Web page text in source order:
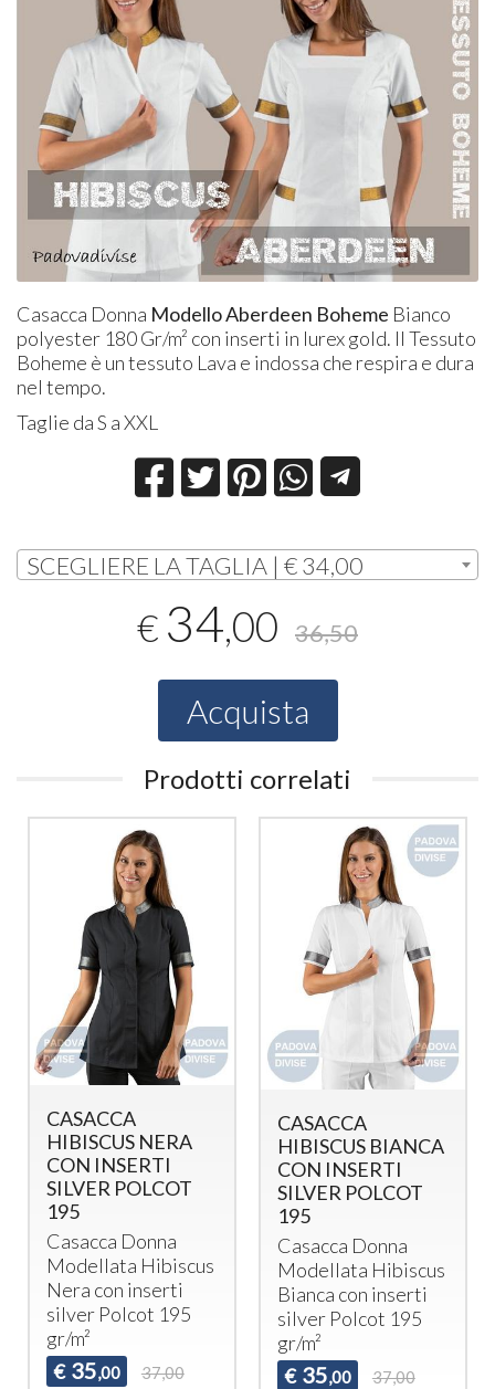
Casacca Donna Modello Aberdeen Boheme Bianco
polyester 180 Gr/m² con inserti in lurex gold. Il Tessuto
Boheme è un tessuto Lava e indossa che respira e dura
nel tempo.
Taglie da S a XXL
SCEGLIERE LA TAGLIA | € 34,00
€ 34,00 36,50
Acquista
Prodotti correlati
CASACCA
HIBISCUS NERA
CON INSERTI
SILVER POLCOT
195
Casacca Donna
Modellata Hibiscus
Nera con inserti
silver Polcot 195
gr/m²
€ 35,00 37,00
CASACCA
HIBISCUS BIANCA
CON INSERTI
SILVER POLCOT
195
Casacca Donna
Modellata Hibiscus
Bianca con inserti
silver Polcot 195
gr/m²
€ 35,00 37,00